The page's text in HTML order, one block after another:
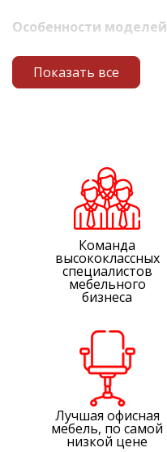
Особенности
анатомическая
должны работать в
перегородки –
Мебель для офисаи
практичность и цену.
Показать все
Команда
высококлассных
специалистов
мебельного
бизнеса
Лучшая офисная
мебель, по самой
низкой цене